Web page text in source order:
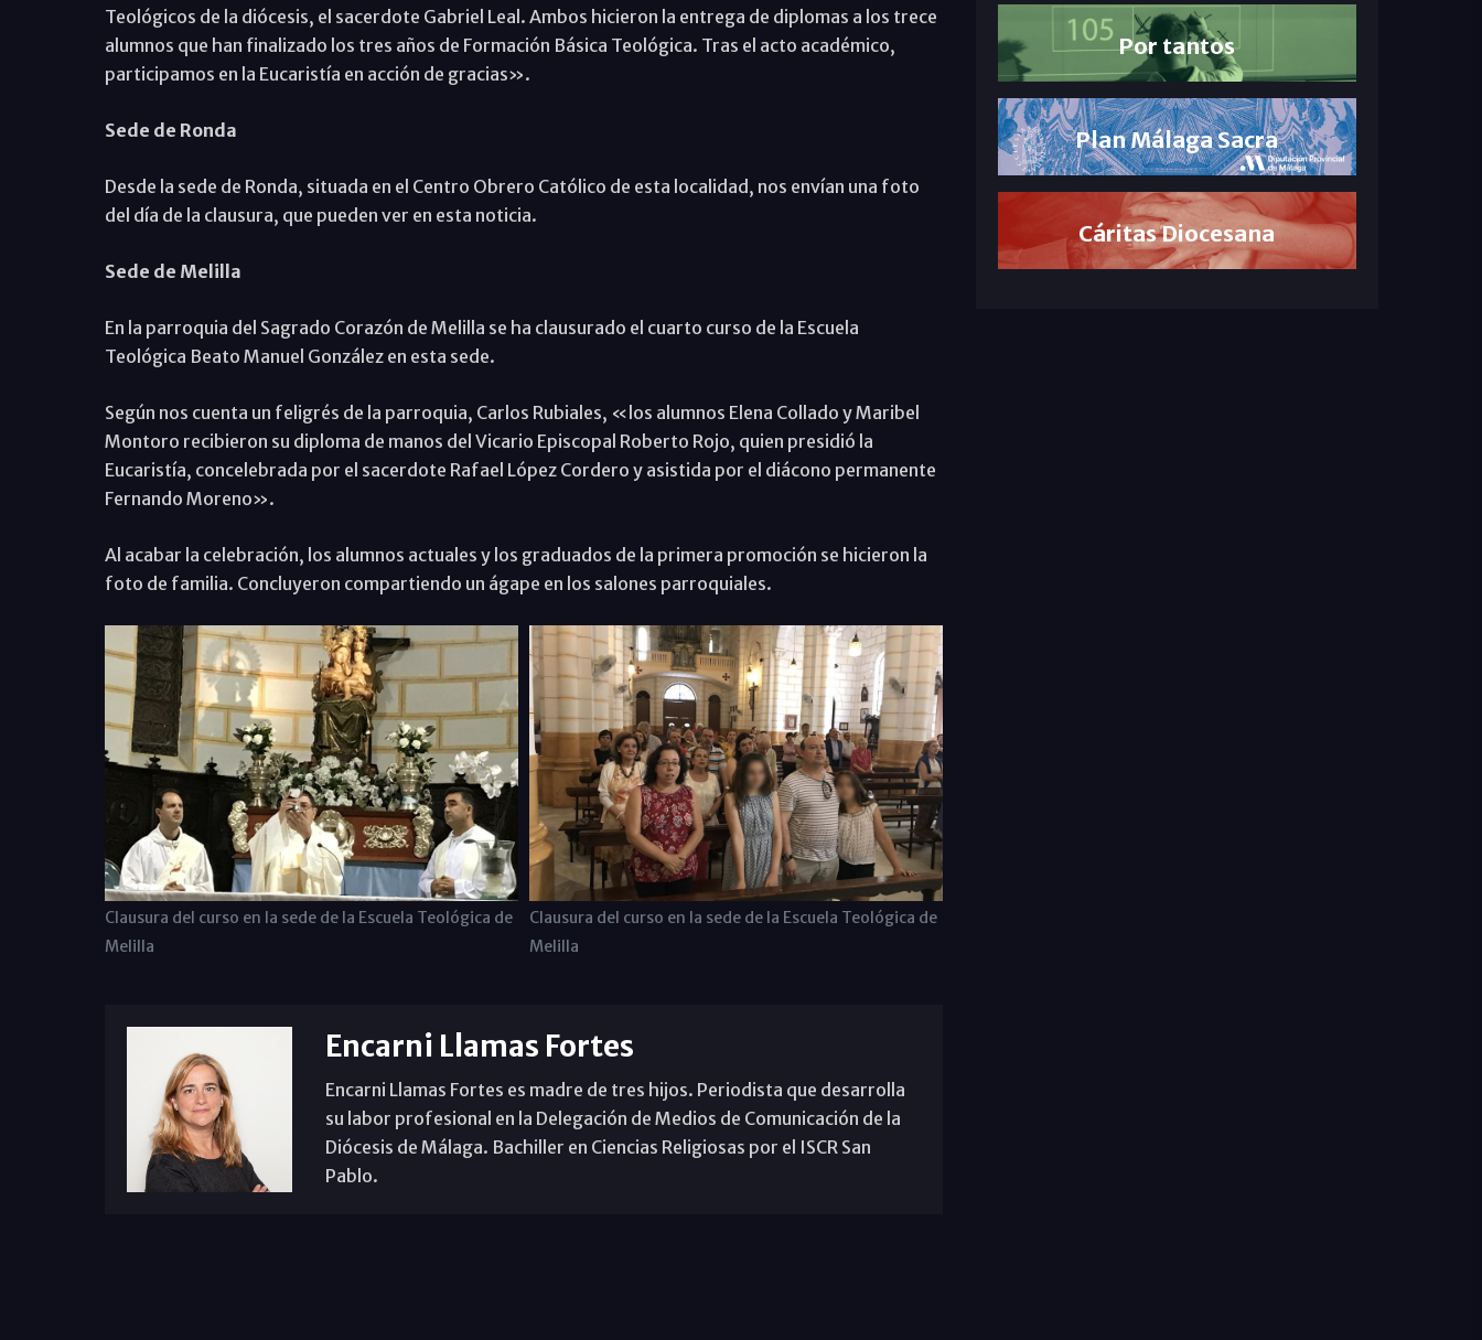
Teológicos de la diócesis, el sacerdote Gabriel Leal. Ambos hicieron la entrega de diplomas a los trece
alumnos que han finalizado los tres años de Formación Básica Teológica. Tras el acto académico,
participamos en la Eucaristía en acción de gracias».
Sede de Ronda
Desde la sede de Ronda, situada en el Centro Obrero Católico de esta localidad, nos envían una foto
del día de la clausura, que pueden ver en esta noticia.
Sede de Melilla
En la parroquia del Sagrado Corazón de Melilla se ha clausurado el cuarto curso de la Escuela
Teológica Beato Manuel González en esta sede.
Según nos cuenta un feligrés de la parroquia, Carlos Rubiales, «los alumnos Elena Collado y Maribel
Montoro recibieron su diploma de manos del Vicario Episcopal Roberto Rojo, quien presidió la
Eucaristía, concelebrada por el sacerdote Rafael López Cordero y asistida por el diácono permanente
Fernando Moreno».
Al acabar la celebración, los alumnos actuales y los graduados de la primera promoción se hicieron la
foto de familia. Concluyeron compartiendo un ágape en los salones parroquiales.
Clausura del curso en la sede de la Escuela Teológica de
Melilla
Clausura del curso en la sede de la Escuela Teológica de
Melilla
Encarni Llamas Fortes
Encarni Llamas Fortes es madre de tres hijos. Periodista que desarrolla
su labor profesional en la Delegación de Medios de Comunicación de la
Diócesis de Málaga. Bachiller en Ciencias Religiosas por el ISCR San
Pablo.
Por tantos
Plan Málaga Sacra
Cáritas Diocesana